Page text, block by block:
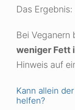
Das Ergebnis:
Bei Veganern
weniger Fett
Hinweis auf
Kann allein
helfen?